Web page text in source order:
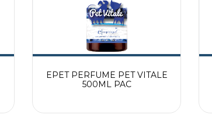
EPET PERFUME PET VITALE
500ML PAC